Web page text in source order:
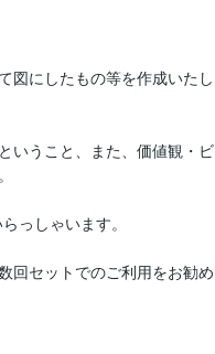
図にしたもの等を作成いたし
いうこと、また、価値観・ビ
っしゃいます。
回セットでのご利用をお勧め